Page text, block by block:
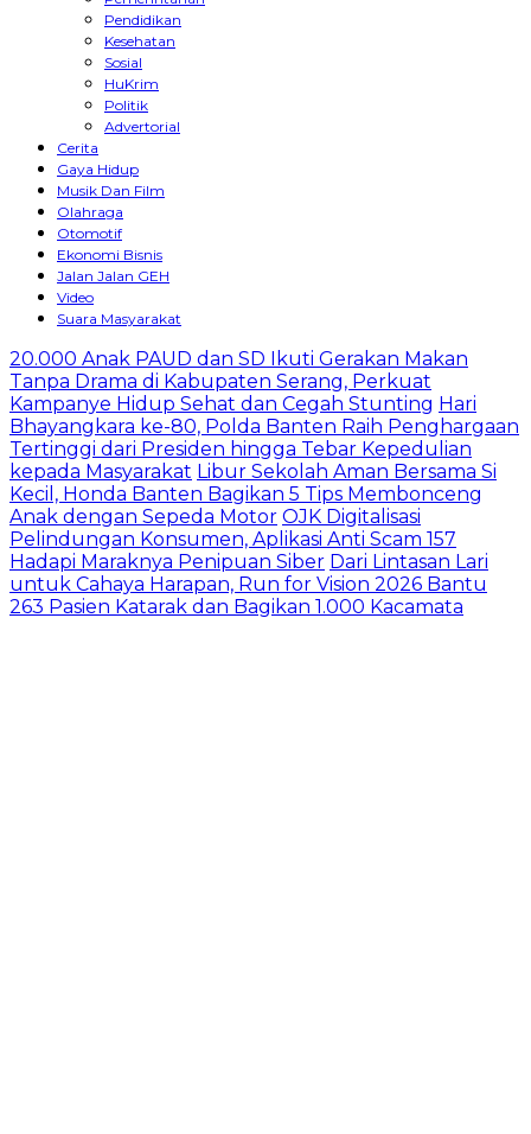
Pendidikan
Kesehatan
Sosial
HuKrim
Politik
Advertorial
Cerita
Gaya Hidup
Musik Dan Film
Olahraga
Otomotif
Ekonomi Bisnis
Jalan Jalan GEH
Video
Suara Masyarakat
20.000 Anak PAUD dan SD Ikuti Gerakan Makan
Tanpa Drama di Kabupaten Serang, Perkuat
Kampanye Hidup Sehat dan Cegah Stunting Hari
Bhayangkara ke-80, Polda Banten Raih Penghargaan
Tertinggi dari Presiden hingga Tebar Kepedulian
kepada Masyarakat Libur Sekolah Aman Bersama Si
Kecil, Honda Banten Bagikan 5 Tips Membonceng
Anak dengan Sepeda Motor OJK Digitalisasi
Pelindungan Konsumen, Aplikasi Anti Scam 157
Hadapi Maraknya Penipuan Siber Dari Lintasan Lari
untuk Cahaya Harapan, Run for Vision 2026 Bantu
263 Pasien Katarak dan Bagikan 1.000 Kacamata